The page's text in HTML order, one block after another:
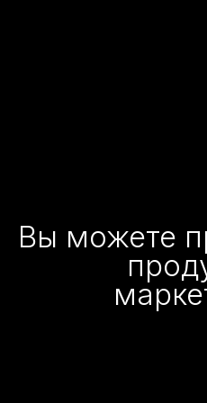
Вы можете